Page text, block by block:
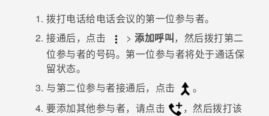
拨打电话给电话会议的第一位参与者。
接通后，点击
> 添加呼叫，然后拨打第二
位参与者的号码。第一位参与者将处于通话保
留状态。
与第二位参与者接通后，点击
。
要添加其他参与者，请点击
，然后拨打该